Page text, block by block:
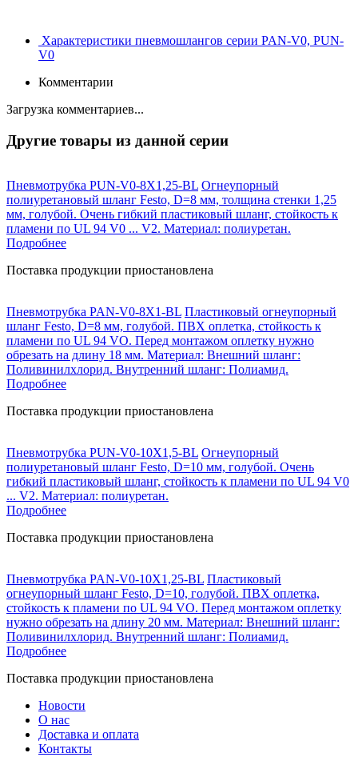
Характеристики пневмошлангов серии PAN-V0, PUN-
V0
Комментарии
Загрузка комментариев...
Другие товары из данной серии
Пневмотрубка PUN-V0-8X1,25-BL Огнеупорный
полиуретановый шланг Festo, D=8 мм, толщина стенки 1,25
мм, голубой. Очень гибкий пластиковый шланг, стойкость к
пламени по UL 94 V0 ... V2. Материал: полиуретан.
Подробнее
Поставка продукции приостановлена
Пневмотрубка PAN-V0-8X1-BL Пластиковый огнеупорный
шланг Festo, D=8 мм, голубой. ПВХ оплетка, стойкость к
пламени по UL 94 VO. Перед монтажом оплетку нужно
обрезать на длину 18 мм. Материал: Внешний шланг:
Поливинилхлорид. Внутренний шланг: Полиамид.
Подробнее
Поставка продукции приостановлена
Пневмотрубка PUN-V0-10X1,5-BL Огнеупорный
полиуретановый шланг Festo, D=10 мм, голубой. Очень
гибкий пластиковый шланг, стойкость к пламени по UL 94 V0
... V2. Материал: полиуретан.
Подробнее
Поставка продукции приостановлена
Пневмотрубка PAN-V0-10X1,25-BL Пластиковый
огнеупорный шланг Festo, D=10, голубой. ПВХ оплетка,
стойкость к пламени по UL 94 VO. Перед монтажом оплетку
нужно обрезать на длину 20 мм. Материал: Внешний шланг:
Поливинилхлорид. Внутренний шланг: Полиамид.
Подробнее
Поставка продукции приостановлена
Новости
О нас
Доставка и оплата
Контакты